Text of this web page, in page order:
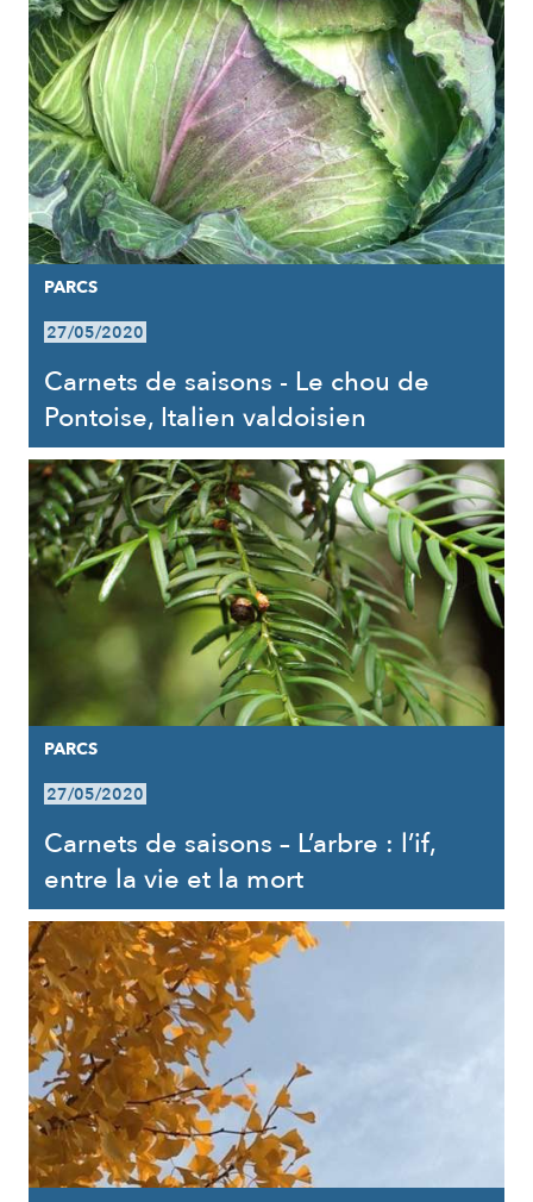
PARCS
27/05/2020
Carnets de saisons - Le chou de
Pontoise, Italien valdoisien
PARCS
27/05/2020
Carnets de saisons – L’arbre : l’if,
entre la vie et la mort